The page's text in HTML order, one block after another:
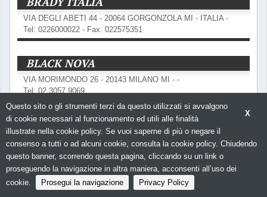
VIA DEGLI ABETI 44 - 20064 GORGONZOLA MI - ITALIA -
Tel: 0226000022 - Fax: 022575351
BLACK NOVA
VIA MORIMONDO 26 - 20143 MILANO MI - -
Tel: 02 3057 9069
BEGHELLI
VIA MOZZEGHINE 13/15 - 40053 VALSAMOGGIA BO - ITALIA
-
Tel: 0519660411 - Fax: 0519660444
X
Questo sito o gli strumenti terzi da questo utilizzati si avvalgono
di cookie necessari al funzionamento ed utili alle finalità
illustrate nella cookie policy. Se vuoi saperne di più o negare il
consenso a tutti o ad alcuni cookie, consulta la cookie policy. Chiudendo
questo banner, scorrendo questa pagina, cliccando su un link o
proseguendo la navigazione in altra maniera, acconsenti all’uso dei
cookie.
Prosegui la navigazione Privacy Policy